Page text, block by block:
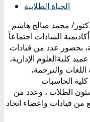
الحياة الطلابية
محمد صالح هاشم
السادات اجتماعاً
بحضور عدد من قيادات
كليةالعلوم الإدارية،
اللغات والترجمة،
كلية الحاسبات
الطلاب ، وعدد من
من قيادات واعضاء اتحاد